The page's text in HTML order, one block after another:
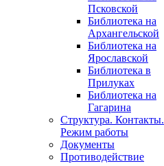
Псковской
Библиотека на
Архангельской
Библиотека на
Ярославской
Библиотека в
Прилуках
Библиотека на
Гагарина
Структура. Контакты.
Режим работы
Документы
Противодействие